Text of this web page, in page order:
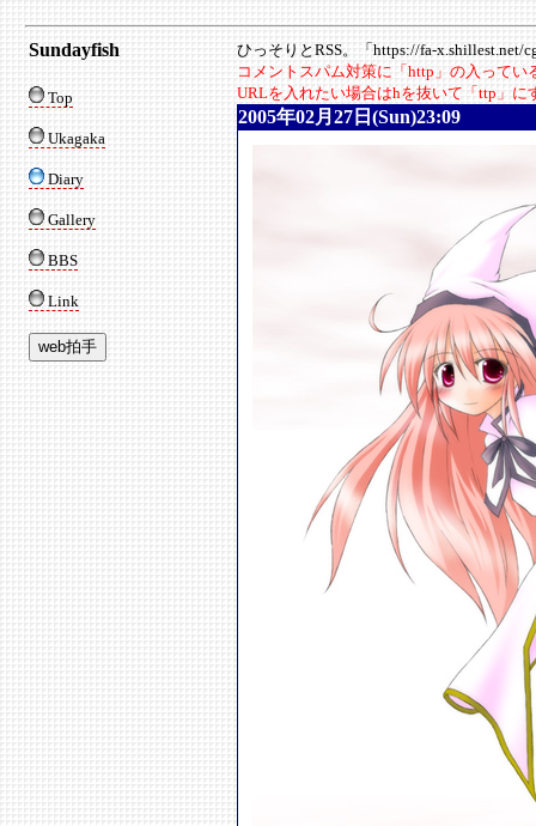
Sundayfish
Top
Ukagaka
Diary
Gallery
BBS
Link
ひっそりとRSS。「https://fa-x.shillest.net/
コメントスパム対策に「http」の入って
URLを入れたい場合はhを抜いて「ttp」に
2005年02月27日(Sun)23:09